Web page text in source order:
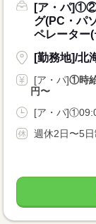
[ア・パ
グ(PC・パ
ペレーター
[勤務地]/北
[ア・パ]①時
円〜
週休2日〜5